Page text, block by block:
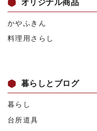
オリジナル商品
かやふきん
料理用さらし
暮らしとブログ
暮らし
台所道具